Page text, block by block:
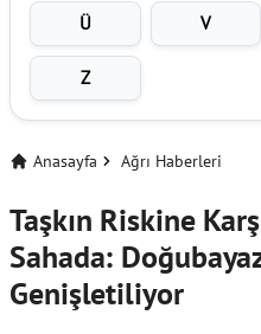
Ü V
Z
Anasayfa Ağrı Haberleri
Taşkın Riskine
Sahada:
Genişletiliyor